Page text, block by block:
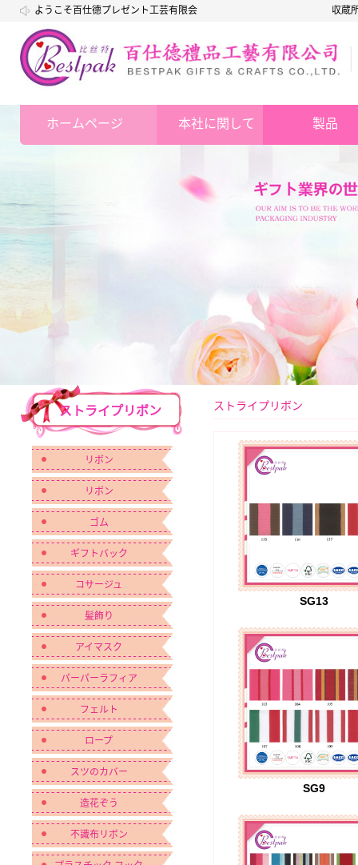
ようこそ百仕德プレゼント工芸有限会
収蔵
ホームページ 本社に関して 製品
ストライプリボン
リボン
リボン
ゴム
ギフトバック
コサージュ
髪飾り
アイマスク
パーパーラフィア
フェルト
ロープ
スツのカバー
造花ぞう
不識布リボン
ストライプリボン
SG13
SG9